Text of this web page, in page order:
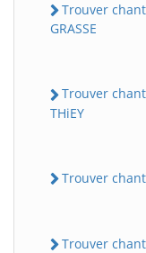
Trouver
GRASSE
Trouver
THiEY
Trouver
Trouver